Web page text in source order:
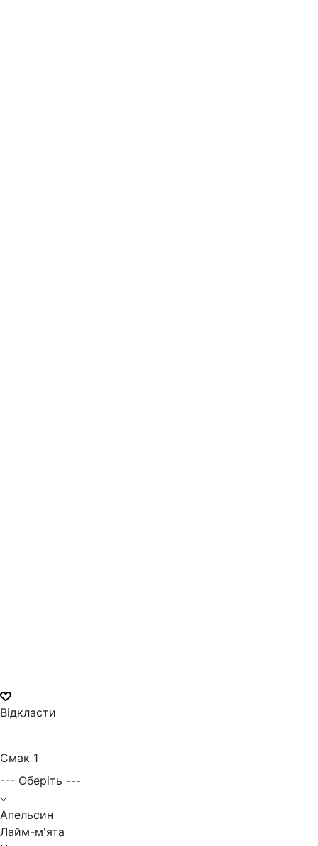
Відкласти
Смак 1
--- Оберіть ---
Апельсин
Лайм-м'ята